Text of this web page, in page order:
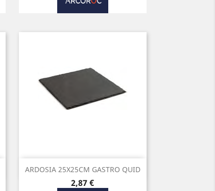
ARDOSIA 25X25CM GASTRO QUID
Preço
2,87 €
Vista rápida